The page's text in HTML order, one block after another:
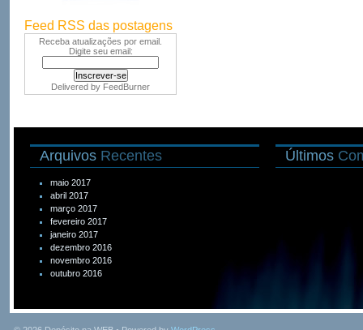
Feed RSS das postagens
Receba atualizações por email.
Digite seu email:
Delivered by FeedBurner
Arquivos Recentes
maio 2017
abril 2017
março 2017
fevereiro 2017
janeiro 2017
dezembro 2016
novembro 2016
outubro 2016
Últimos